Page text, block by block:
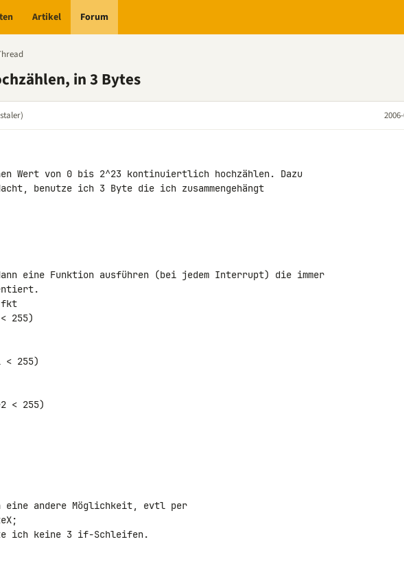
Artikel Forum
in 3 Bytes
Wert von 0 bis 2^23 kontinuiertlich hochzählen. Dazu
benutze ich 3 Byte die ich zusammengehängt
eine Funktion ausführen (bei jedem Interrupt) die immer
255)
eine andere Möglichkeit, evtl per
ich keine 3 if-Schleifen.